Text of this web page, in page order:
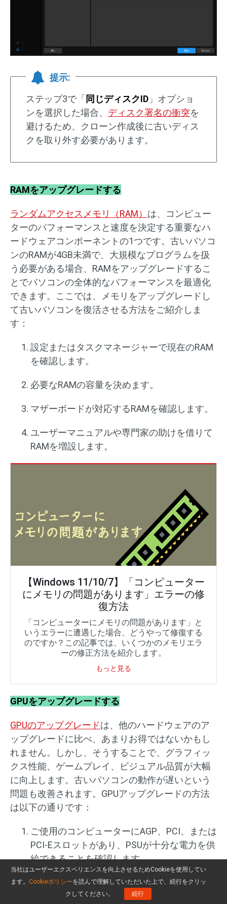
提示:
ステップ3で「 同じディスクID 」オプショ
ンを選択した場合、 ディスク署名の衝突を
避けるため、クローン作成後に古いディス
クを取り外す必要があります。
RAMをアップグレードする
ランダムアクセスメモリ（RAM） は、コンピュー
ターのパフォーマンスと速度を決定する重要なハ
ードウェアコンポーネントの1つです。古いパソコ
ンのRAMが4GB未満で、大規模なプログラムを扱
う必要がある場合、RAMをアップグレードするこ
とでパソコンの全体的なパフォーマンスを最適化
できます。ここでは、メモリをアップグレードし
て古いパソコンを復活させる方法をご紹介しま
す：
設定またはタスクマネージャーで現在のRAM
を確認します。
必要なRAMの容量を決めます。
マザーボードが対応するRAMを確認します。
ユーザーマニュアルや専門家の助けを借りて
RAMを増設します。
【Windows 11/10/7】「コンピューター
にメモリの問題があります」エラーの修
復方法
「コンピューターにメモリの問題があります」と
いうエラーに遭遇した場合、どうやって修復する
のですか？この記事では、いくつかのメモリエラ
ーの修正方法を紹介します。
もっと見る
GPUをアップグレードする
GPUのアップグレードは、他のハードウェアのア
ップグレードに比べ、あまりお得ではないかもし
れません。しかし、そうすることで、グラフィッ
クス性能、ゲームプレイ、ビジュアル品質が大幅
に向上します。古いパソコンの動作が遅いという
問題も改善されます。GPUアップグレードの方法
は以下の通りです：
ご使用のコンピューターにAGP、PCI、または
PCI-Eスロットがあり、PSUが十分な電力を供
給できることを確認します。
マザーボードと互換性のあるグラフィックボ
ードを選択します。
当社はユーザーエクスペリエンスを向上させるためCookieを使用してい
ます。 Cookieポリシーを読んで理解していただいた上で、続行をクリッ
クしてください。
続行